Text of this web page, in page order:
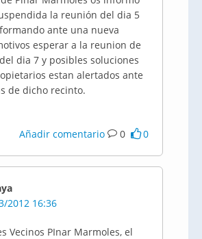
la reunión del dia 5
ante una nueva
esperar a la reunion de
dia 7 y posibles soluciones
estan alertados ante
de dicho recinto.
Añadir comentario 0 0
2012 16:36
Vecinos PInar Marmoles, el